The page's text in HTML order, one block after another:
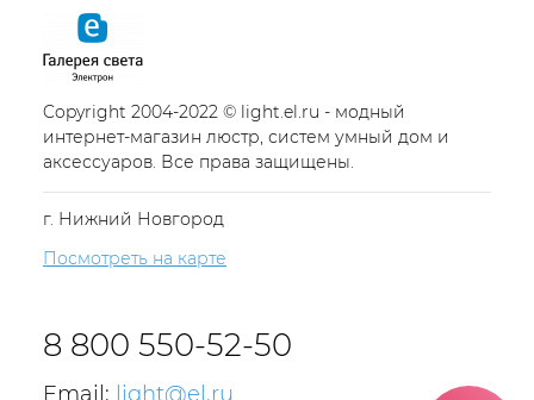
Copyright 2004-2022 © light.el.ru - модный
интернет-магазин люстр, систем умный дом и
аксессуаров. Все права защищены.
г. Нижний Новгород
Посмотреть на карте
8 800 550-52-50
Email: light@el.ru